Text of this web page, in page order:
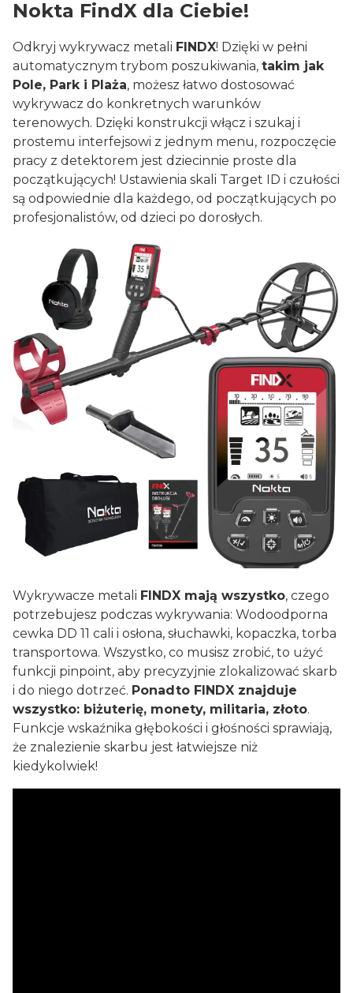
Nokta FindX dla Ciebie!
Odkryj wykrywacz metali FINDX! Dzięki w pełni
automatycznym trybom poszukiwania, takim jak
Pole, Park i Plaża, możesz łatwo dostosować
wykrywacz do konkretnych warunków
terenowych. Dzięki konstrukcji włącz i szukaj i
prostemu interfejsowi z jednym menu, rozpoczęcie
pracy z detektorem jest dziecinnie proste dla
początkujących! Ustawienia skali Target ID i czułości
są odpowiednie dla każdego, od początkujących po
profesjonalistów, od dzieci po dorosłych.
Wykrywacze metali FINDX mają wszystko, czego
potrzebujesz podczas wykrywania: Wodoodporna
cewka DD 11 cali i osłona, słuchawki, kopaczka, torba
transportowa. Wszystko, co musisz zrobić, to użyć
funkcji pinpoint, aby precyzyjnie zlokalizować skarb
i do niego dotrzeć. Ponadto FINDX znajduje
wszystko: biżuterię, monety, militaria, złoto.
Funkcje wskaźnika głębokości i głośności sprawiają,
że znalezienie skarbu jest łatwiejsze niż
kiedykolwiek!